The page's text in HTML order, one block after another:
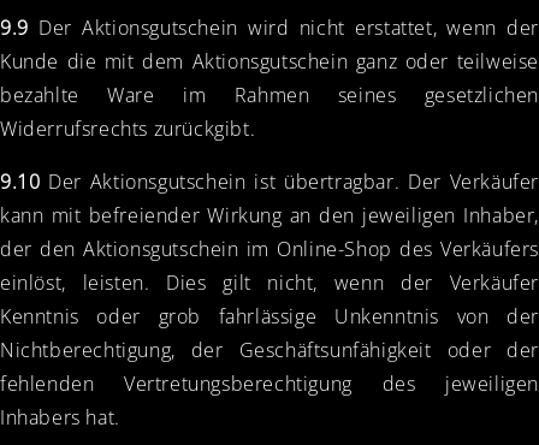
9.9 Der Aktionsgutschein wird nicht erstattet, wenn der
Kunde die mit dem Aktionsgutschein ganz oder teilweise
bezahlte Ware im Rahmen seines gesetzlichen
Widerrufsrechts zurückgibt.
9.10 Der Aktionsgutschein ist übertragbar. Der Verkäufer
kann mit befreiender Wirkung an den jeweiligen Inhaber,
der den Aktionsgutschein im Online-Shop des Verkäufers
einlöst, leisten. Dies gilt nicht, wenn der Verkäufer
Kenntnis oder grob fahrlässige Unkenntnis von der
Nichtberechtigung, der Geschäftsunfähigkeit oder der
fehlenden Vertretungsberechtigung des jeweiligen
Inhabers hat.